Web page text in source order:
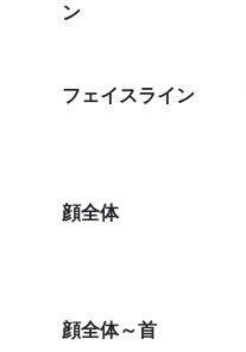
ン
フェイスライン
顔全体
顔全体～首